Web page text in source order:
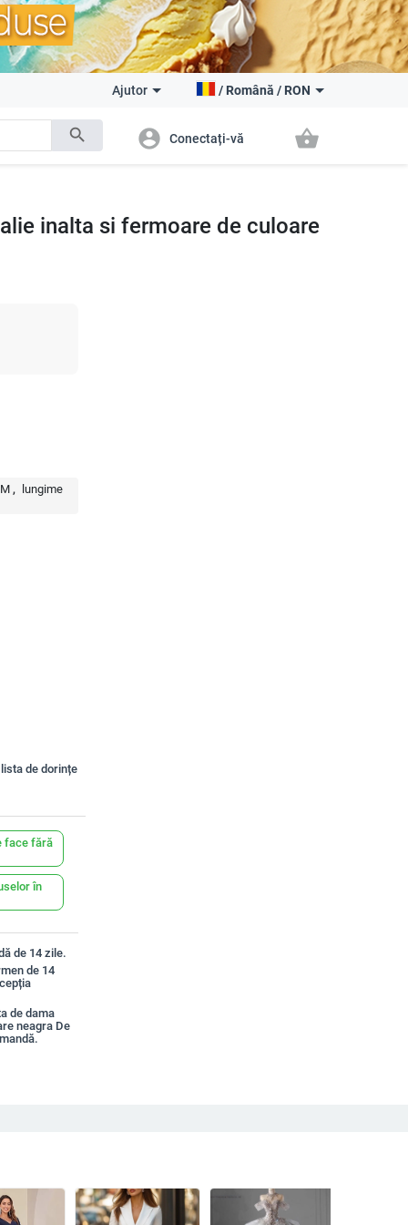
search
Ajutor / Română / RON
account_circle Conectați-vă shopping_basket
inalta si fermoare de culoare
M
lungime
de dorințe
face fără
în
de 14 zile.
de 14
de dama
neagra De